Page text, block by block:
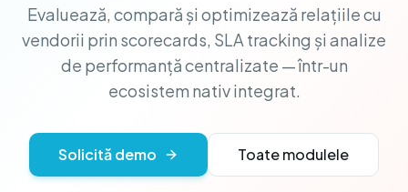
Evaluează, compară și optimizează relațiile cu
vendorii prin scorecards, SLA tracking și analize
de performanță centralizate — într-un
ecosistem nativ integrat.
Solicită demo Toate modulele